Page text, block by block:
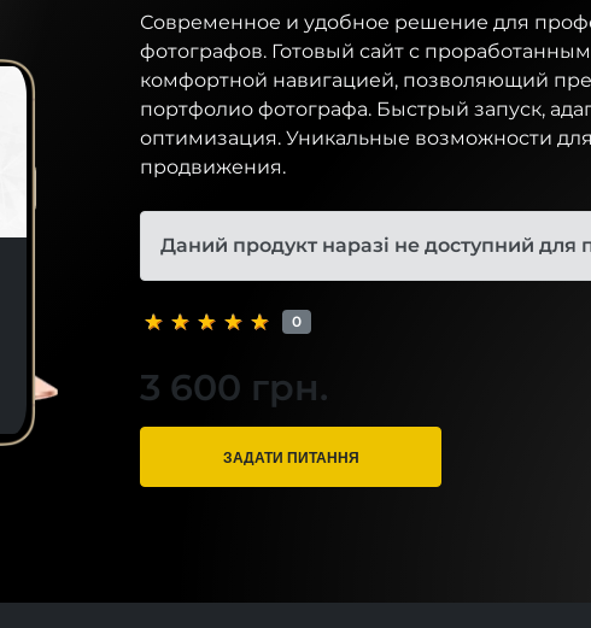
Современное и удобное решение для
фотографов. Готовый сайт с
комфортной навигацией, позволяющий
портфолио фотографа. Быстрый запуск,
оптимизация. Уникальные возможности
продвижения.
Даний продукт наразі не доступний для
0
3 600 грн.
ЗАДАТИ ПИТАННЯ